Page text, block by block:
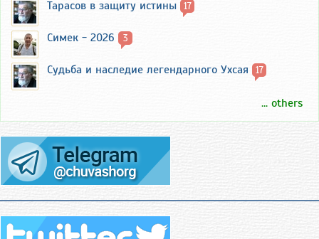
Тарасов в защиту истины 17
Симек - 2026 3
Судьба и наследие легендарного Ухсая 17
... others